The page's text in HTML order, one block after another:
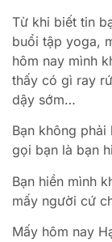
Từ khi biết tin
buổi tập yoga,
hôm nay mình
thấy có gì ray
dậy sớm…
Bạn không
gọi bạn là bạn
Bạn hiền mình
mấy người cứ
Mấy hôm nay